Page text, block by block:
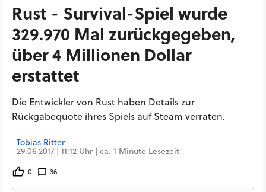
Rust - Survival-Spiel wurde
329.970 Mal zurückgegeben,
über 4 Millionen Dollar
erstattet
Die Entwickler von Rust haben Details zur
Rückgabequote ihres Spiels auf Steam verraten.
Tobias Ritter
29.06.2017 | 11:12 Uhr | ca. 1 Minute Lesezeit
0 36